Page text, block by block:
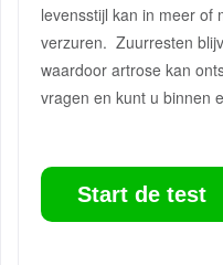
levensstijl kan in meer of
verzuren. Zuurresten
waardoor artrose kan
vragen en kunt u binnen
Start de test